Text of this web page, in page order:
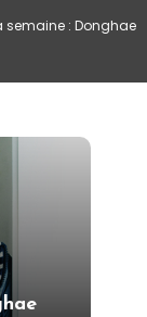
semaine : Donghae